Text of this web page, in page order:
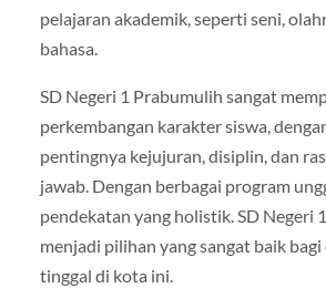
pelajaran akademik, seperti seni,
bahasa.
SD Negeri 1 Prabumulih sangat
perkembangan karakter siswa,
pentingnya kejujuran, disiplin, dan
jawab. Dengan berbagai program
pendekatan yang holistik. SD Negeri
menjadi pilihan yang sangat baik
tinggal di kota ini.